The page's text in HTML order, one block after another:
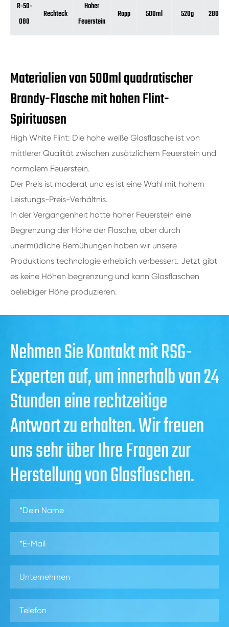
R-50-
080
Rechteck
Hoher
Feuerstein
Ropp 500ml 520g 280mm
Materialien von 500ml quadratischer
Brandy-Flasche mit hohen Flint-
Spirituosen
High White Flint: Die hohe weiße Glasflasche ist von
mittlerer Qualität zwischen zusätzlichem Feuerstein und
normalem Feuerstein.
Der Preis ist moderat und es ist eine Wahl mit hohem
Leistungs-Preis-Verhältnis.
In der Vergangenheit hatte hoher Feuerstein eine
Begrenzung der Höhe der Flasche, aber durch
unermüdliche Bemühungen haben wir unsere
Produktions technologie erheblich verbessert. Jetzt gibt
es keine Höhen begrenzung und kann Glasflaschen
beliebiger Höhe produzieren.
Nehmen Sie Kontakt mit RSG-
Experten auf, um innerhalb von 24
Stunden eine rechtzeitige
Antwort zu erhalten. Wir freuen
uns sehr über Ihre Fragen zur
Herstellung von Glasflaschen.